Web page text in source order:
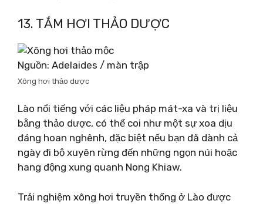
13. TẮM HƠI THẢO DƯỢC
Nguồn: Adelaides / màn trập
Xông hơi thảo dược
Lào nổi tiếng với các liệu pháp mát-xa và trị liệu
bằng thảo dược, có thể coi như một sự xoa dịu
đáng hoan nghênh, đặc biệt nếu bạn đã dành cả
ngày đi bộ xuyên rừng đến những ngọn núi hoặc
hang động xung quanh Nong Khiaw.
Trải nghiệm xông hơi truyền thống ở Lào được